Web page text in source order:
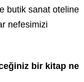
butik sanat oteline
nefesimizi
bir kitap ne